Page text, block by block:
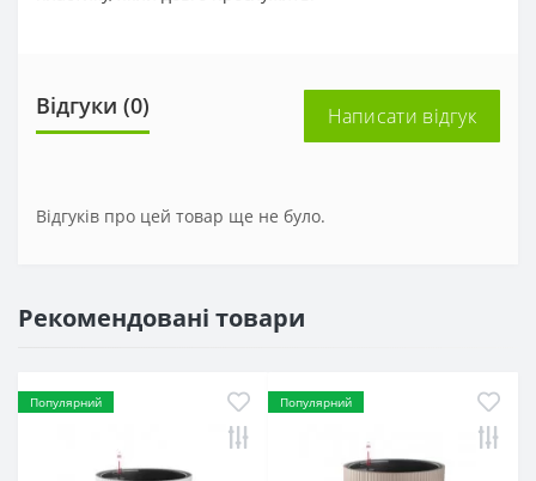
Відгуки (0) Написати відгук
Відгуків про цей товар ще не було.
Рекомендовані товари
Популярний Популярний